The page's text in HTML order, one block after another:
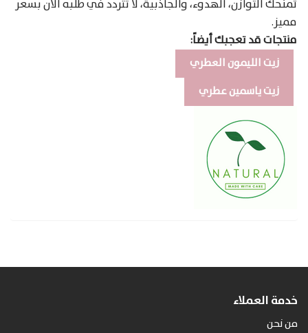
تمنحك التوازن، الهدوء، والجاذبية، لا تتردد في طلبه الآن بسعر
مميز.
منتجات قد تعجبك أيضاً:
زيت الليمون العطري
زيت ياسمين عطري
خدمة العملاء
من نحن